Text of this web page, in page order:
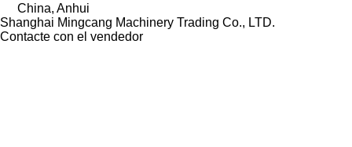
China, Anhui
Shanghai Mingcang Machinery Trading Co., LTD.
Contacte con el vendedor